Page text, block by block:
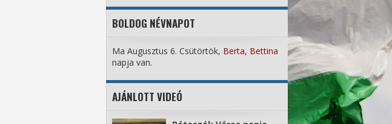
BOLDOG NÉVNAPOT
Ma Augusztus 6. Csütörtök, Berta, Bettina
napja van.
AJÁNLOTT VIDEÓ